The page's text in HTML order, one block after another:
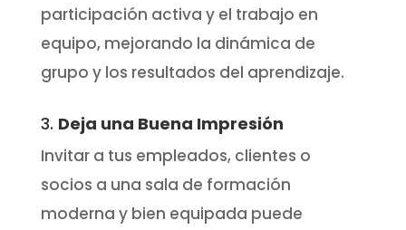
participación activa y el trabajo en
equipo, mejorando la dinámica de
grupo y los resultados del aprendizaje.
3. Deja una Buena Impresión
Invitar a tus empleados, clientes o
socios a una sala de formación
moderna y bien equipada puede